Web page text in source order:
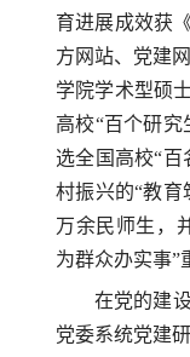
育进展成效获
方网站、党建
学院学术型硕
高校“百个研究
选全国高校“百
村振兴的“教育
万余民师生，
为群众办实事”
在党的建
党委系统党建